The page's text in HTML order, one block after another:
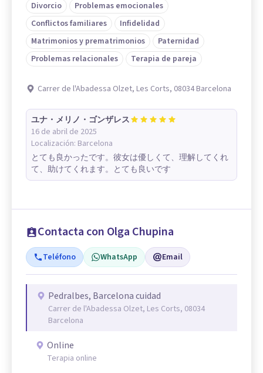
Divorcio
Problemas emocionales
Conflictos familiares
Infidelidad
Matrimonios y prematrimonios
Paternidad
Problemas relacionales
Terapia de pareja
Carrer de l'Abadessa Olzet, Les Corts, 08034 Barcelona
ユナ・メリノ・ゴンザレス
16 de abril de 2025
Localización: Barcelona
とても良かったです。彼女は優しくて、理解してくれ
て、助けてくれます。とても良いです
Contacta con Olga Chupina
Teléfono WhatsApp Email
Pedralbes, Barcelona cuidad
Carrer de l'Abadessa Olzet, Les Corts, 08034
Barcelona
Online
Terapia online